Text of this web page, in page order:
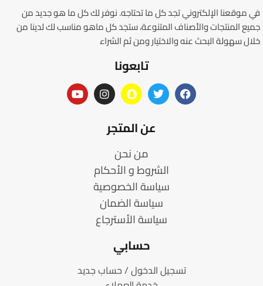
في موقعنا الإلكتروني تجد كل ما تحتاجه. نوفر لك كل ما هو جديد من
جميع المنتجات والأصناف المتنوعة، ستجد كل ماهو مناسب لك لدينا من
خلال سهولة البحث عنه والاختيار ومن ثم الشراء
تابعونا
عن المتجر
من نحن
الشروط و الأحكام
سياسة الخصوصية
سياسة الضمان
سياسة الأسترجاع
حسابي
تسجيل الدخول / حساب جديد